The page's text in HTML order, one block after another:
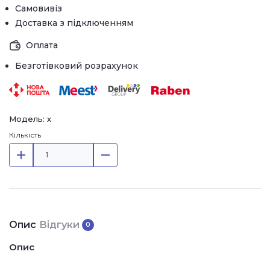
Самовивіз
Доставка з підключенням
Оплата
Безготівковий розрахунок
Модель: х
Кількість
Опис Відгуки 0
Опис